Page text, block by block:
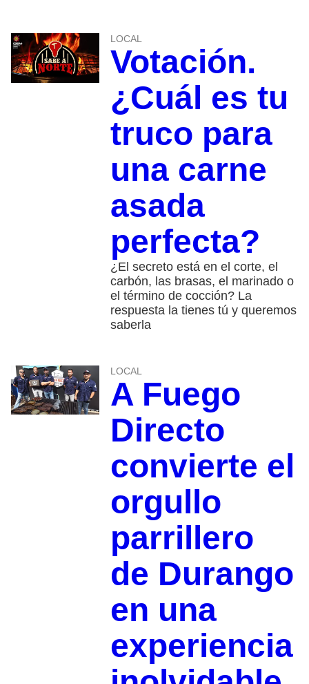
LOCAL
Votación.
¿Cuál es tu
truco para
una carne
asada
perfecta?
¿El secreto está en el corte, el
carbón, las brasas, el marinado o
el término de cocción? La
respuesta la tienes tú y queremos
saberla
LOCAL
A Fuego
Directo
convierte el
orgullo
parrillero
de Durango
en una
experiencia